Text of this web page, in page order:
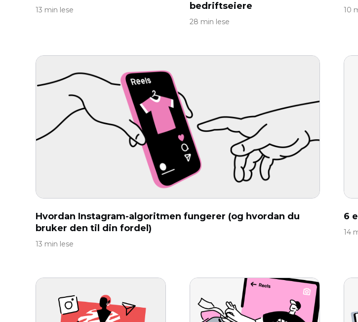
13 min lese
bedriftseiere
28 min lese
10
Hvordan Instagram-algoritmen fungerer (og hvordan du
bruker den til din fordel)
13 min lese
6
14